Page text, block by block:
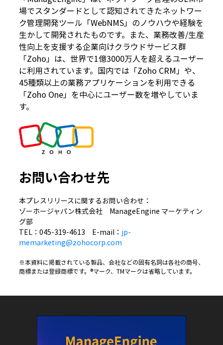
場でスタンダードとして認知されてきたネットワー
ク管理開発ツール「WebNMS」のノウハウや経験を
生かして開発されたものです。また、業務改善/生産
性向上を支援する企業向けクラウドサービス群
「Zoho」は、世界で1億3000万人を超えるユーザー
に利用されています。国内では「Zoho CRM」や、
45種類以上の業務アプリケーションを利用できる
「Zoho One」を中心にユーザー数を増やしていま
す。
お問い合わせ先
本プレスリリースに関するお問い合わせ：
ゾーホージャパン株式会社 ManageEngine マーケティン
グ部
TEL：045-319-4613 E-mail： jp-
memarketing@zohocorp.com
※本資料に掲載されている製品、会社などの固有名詞は各社の商号、
商標または登録商標です。®マーク、TMマークは省略しています。